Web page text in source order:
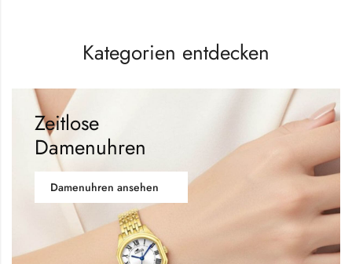
Kategorien entdecken
Zeitlose
Damenuhren
Damenuhren ansehen